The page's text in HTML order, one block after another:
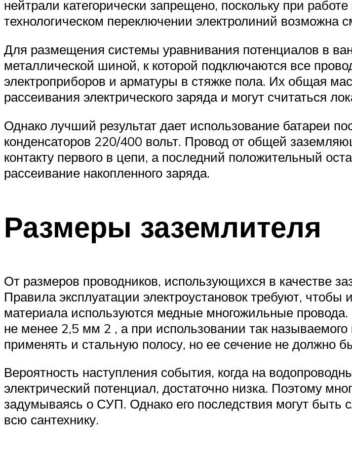
нейтрали категорически запрещено, поскольку при
технологическом переключении электролиний возможна
Для размещения системы уравнивания потенциалов в
металлической шиной, к которой подключаются все
электроприборов и арматуры в стяжке пола. Их общая
рассеивания электрического заряда и могут считаться
Однако лучший результат дает использование батареи
конденсаторов 220/400 вольт. Провод от общей
контакту первого в цепи, а последний положительный
рассеивание накопленного заряда.
Размеры заземлителя
От размеров проводников, использующихся в качестве
Правила эксплуатации электроустановок требуют,
материала используются медные многожильные
не менее 2,5 мм 2 , а при использовании так
применять и стальную полосу, но ее сечение не должно
Вероятность наступления события, когда на
электрический потенциал, достаточно низка. Поэтому
задумываясь о СУП. Однако его последствия могут
всю сантехнику.